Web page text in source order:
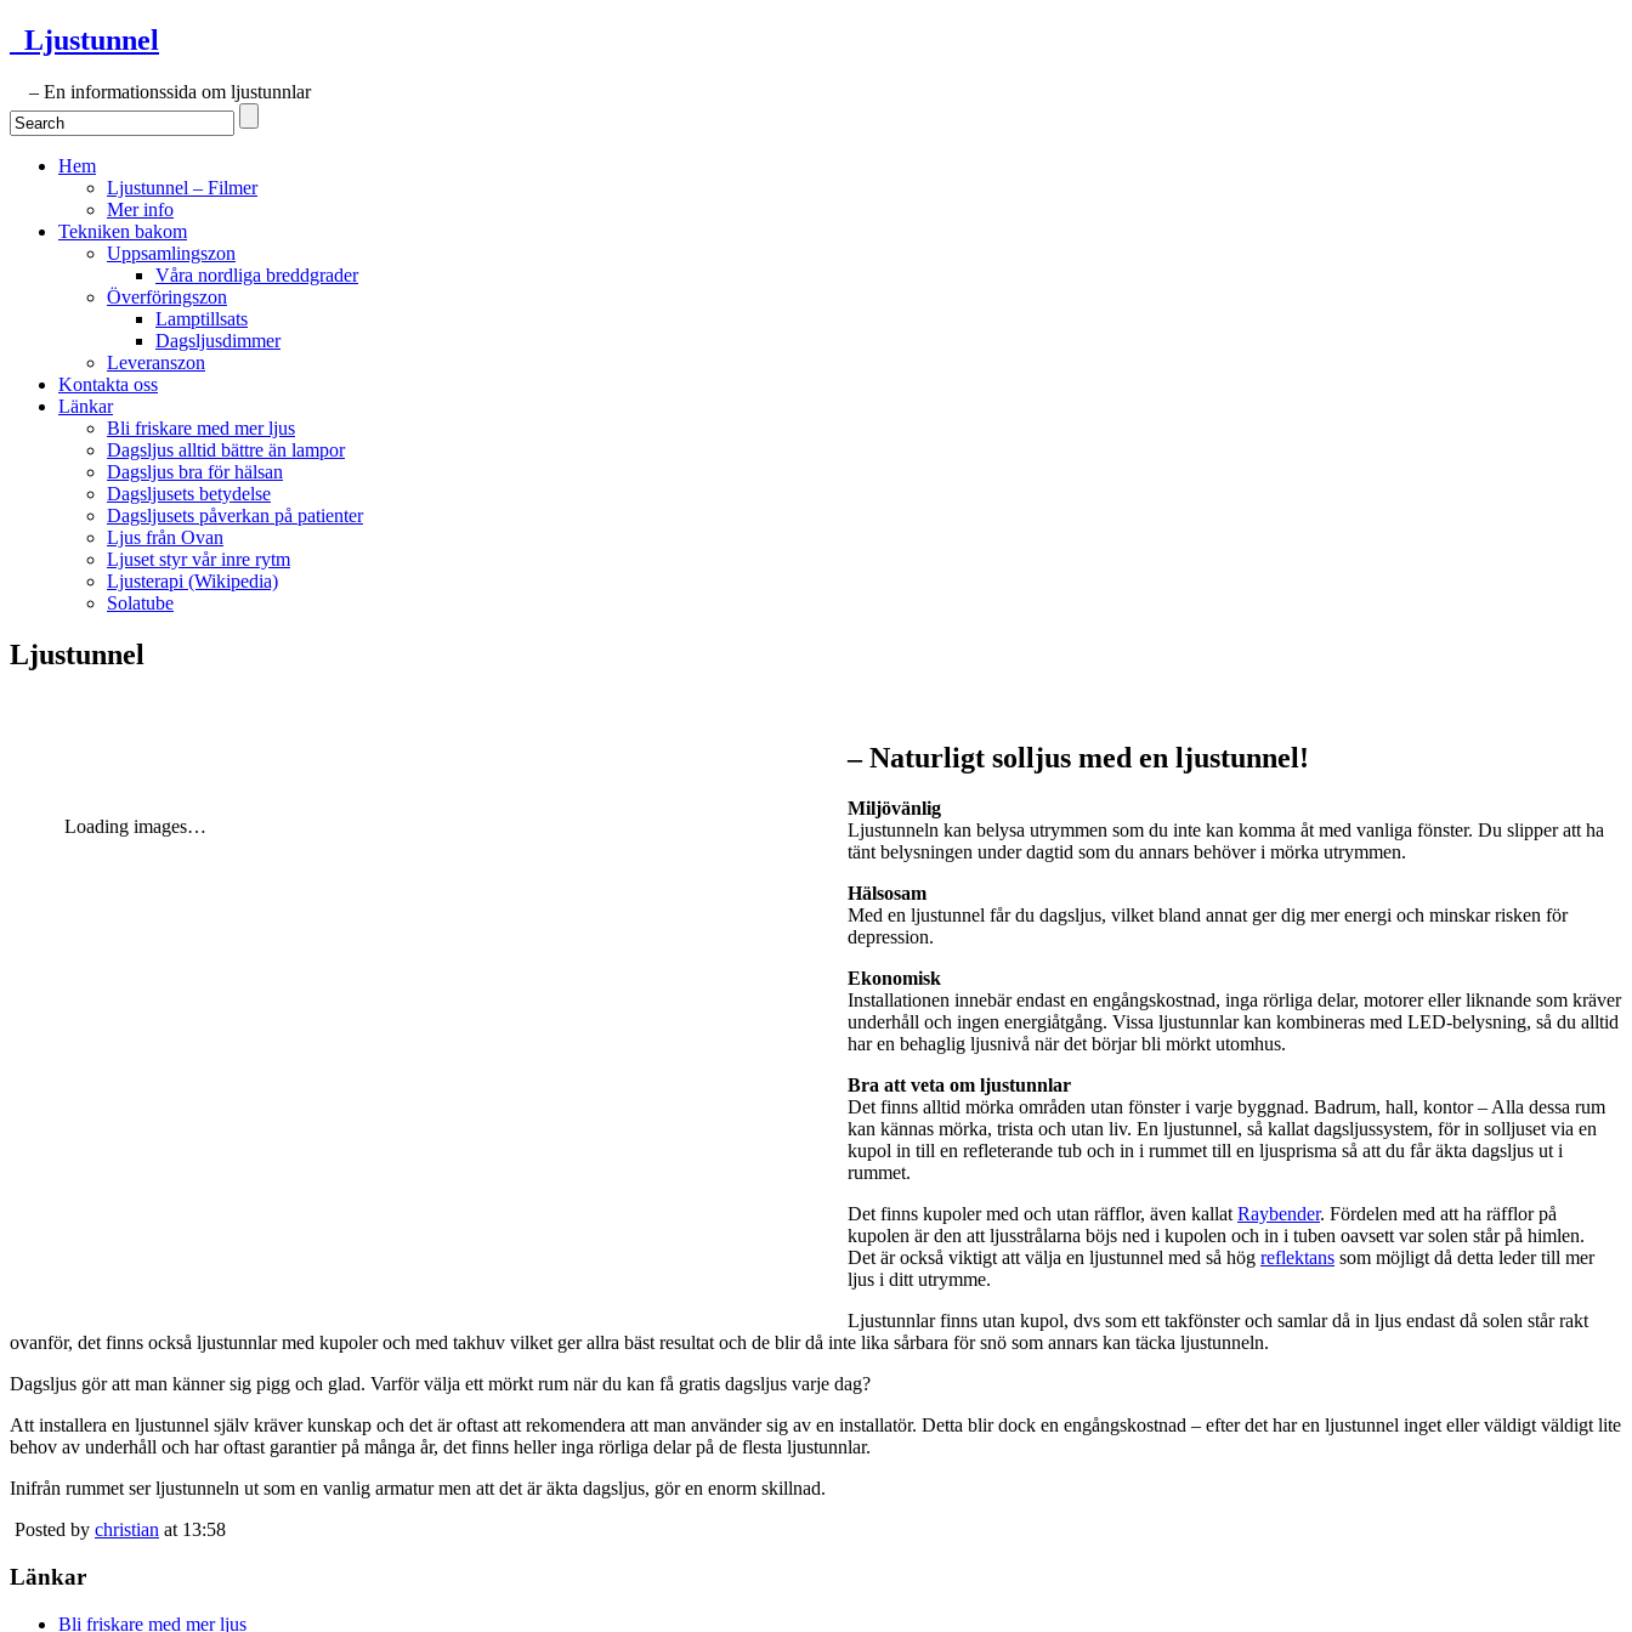
Ljustunnel
– En informationssida om ljustunnlar
Hem
Ljustunnel – Filmer
Mer info
Tekniken bakom
Uppsamlingszon
Våra nordliga breddgrader
Överföringszon
Lamptillsats
Dagsljusdimmer
Leveranszon
Kontakta oss
Länkar
Bli friskare med mer ljus
Dagsljus alltid bättre än lampor
Dagsljus bra för hälsan
Dagsljusets betydelse
Dagsljusets påverkan på patienter
Ljus från Ovan
Ljuset styr vår inre rytm
Ljusterapi (Wikipedia)
Solatube
Ljustunnel
Loading images…
– Naturligt solljus med en ljustunnel!
Miljövänlig
Ljustunneln kan belysa utrymmen som du inte kan komma åt med vanliga fönster. Du slipper att ha
tänt belysningen under dagtid som du annars behöver i mörka utrymmen.
Hälsosam
Med en ljustunnel får du dagsljus, vilket bland annat ger dig mer energi och minskar risken för
depression.
Ekonomisk
Installationen innebär endast en engångskostnad, inga rörliga delar, motorer eller liknande som kräver
underhåll och ingen energiåtgång. Vissa ljustunnlar kan kombineras med LED-belysning, så du alltid
har en behaglig ljusnivå när det börjar bli mörkt utomhus.
Bra att veta om ljustunnlar
Det finns alltid mörka områden utan fönster i varje byggnad. Badrum, hall, kontor – Alla dessa rum
kan kännas mörka, trista och utan liv. En ljustunnel, så kallat dagsljussystem, för in solljuset via en
kupol in till en refleterande tub och in i rummet till en ljusprisma så att du får äkta dagsljus ut i
rummet.
Det finns kupoler med och utan räfflor, även kallatRaybender. Fördelen med att ha räfflor på
kupolen är den att ljusstrålarna böjs ned i kupolen och in i tuben oavsett var solen står på himlen.
Det är också viktigt att välja en ljustunnel med så hög reflektans som möjligt då detta leder till mer
ljus i ditt utrymme.
Ljustunnlar finns utan kupol, dvs som ett takfönster och samlar då in ljus endast då solen står rakt
ovanför, det finns också ljustunnlar med kupoler och med takhuv vilket ger allra bäst resultat och de blir då inte lika sårbara för snö som annars kan täcka ljustunneln.
Dagsljus gör att man känner sig pigg och glad. Varför välja ett mörkt rum när du kan få gratis dagsljus varje dag?
Att installera en ljustunnel själv kräver kunskap och det är oftast att rekomendera att man använder sig av en installatör. Detta blir dock en engångskostnad – efter det har en ljustunnel inget eller väldigt väldigt lite
behov av underhåll och har oftast garantier på många år, det finns heller inga rörliga delar på de flesta ljustunnlar.
Inifrån rummet ser ljustunneln ut som en vanlig armatur men att det är äkta dagsljus, gör en enorm skillnad.
Posted by christian at 13:58
Länkar
Bli friskare med mer ljus